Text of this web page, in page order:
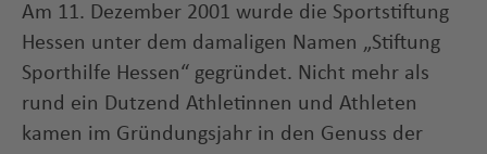
Am 11. Dezember 2001 wurde die Sportstiftung
Hessen unter dem damaligen Namen „Stiftung
Sporthilfe Hessen“ gegründet. Nicht mehr als
rund ein Dutzend Athletinnen und Athleten
kamen im Gründungsjahr in den Genuss der